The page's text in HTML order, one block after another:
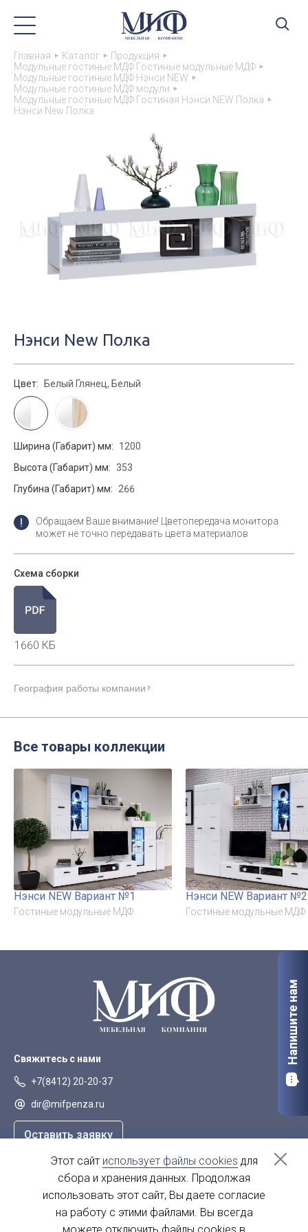
Главная Каталог
Продукция
Модульные гостиные МДФ Гостиные модульные МДФ
Модульные гостиные МДФ Нэнси NEW
Модульные гостиные МДФ модули
Модульные гостиные МДФ Гостиная Нэнси NEW Полка
Нэнси New Полка
Нэнси New Полка
Цвет: Белый Глянец, Белый
Ширина (Габарит) мм:
1200
Высота (Габарит) мм: 353
Глубина (Габарит) мм:
266
Обращаем Ваше внимание! Цветопередача монитора
может не точно передавать цвета материалов
Схема сборки
1660 КБ
География работы компании
Все товары коллекции
Нэнси NEW Вариант №1
Гостиные модульные МДФ
Нэнси NEW Вариант №2
Гостиные модульные МДФ
Свяжитесь с нами
+7(8412) 20-20-37
dir@mifpenza.ru
Оставить заявку
г. Пенза, ул. Аустрина, 139а
пн-пт - с 9.00-18.00
сб, вс - выходной
Напишите нам
Этот сайт использует файлы cookies для
сбора и хранения данных. Продолжая
использовать этот сайт, Вы даете согласие
на работу с этими файлами. Вы всегда